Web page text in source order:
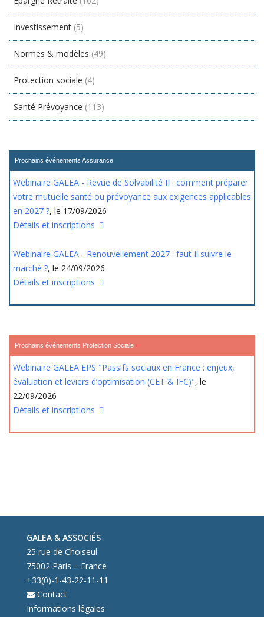
Investissement (5)
Normes & modèles (49)
Protection sociale (4)
Santé Prévoyance (113)
Prochains événements Assurance
Webinaire GALEA - Revue de Solvabilité II : comment préparer
votre mutuelle santé ou prévoyance aux exigences applicables
en 2027 ?, le 17/09/2026
Détails et inscriptions
Webinaire GALEA - Renouvellement 2027 : faut-il suivre le
marché ?, le 24/09/2026
Détails et inscriptions
Prochains événements Protection Sociale
Webinaire GALEA EPS "Passifs sociaux en France : enjeux,
évaluation et leviers d’optimisation (CET & IFC)", le
22/09/2026
Détails et inscriptions
GALEA & ASSOCIÉS
25 rue de Choiseul
75002 Paris – France
+33(0)-1-43-22-11-11
Contact
Informations légales